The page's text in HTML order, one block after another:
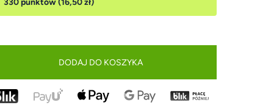
330 punktów (16,50 zł)
DODAJ DO KOSZYKA